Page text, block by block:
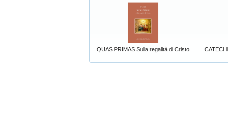
QUAS PRIMAS Sulla regalità di Cristo